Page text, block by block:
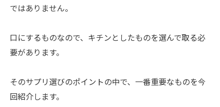
ではありません。
口にするものなので、キチンとしたものを選んで取る必
要があります。
そのサプリ選びのポイントの中で、一番重要なものを今
回紹介します。